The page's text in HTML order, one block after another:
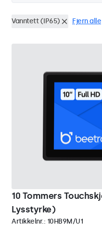
Vanntett (IP65) Fjern alle
10 Tommers
Lysstyrke)
Artikkelnr.: 10HB9M/U1